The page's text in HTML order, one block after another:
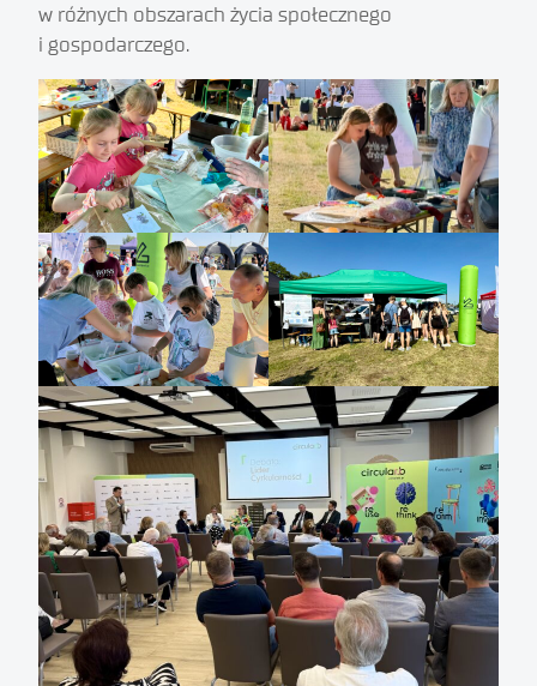
w różnych obszarach życia społecznego
i gospodarczego.